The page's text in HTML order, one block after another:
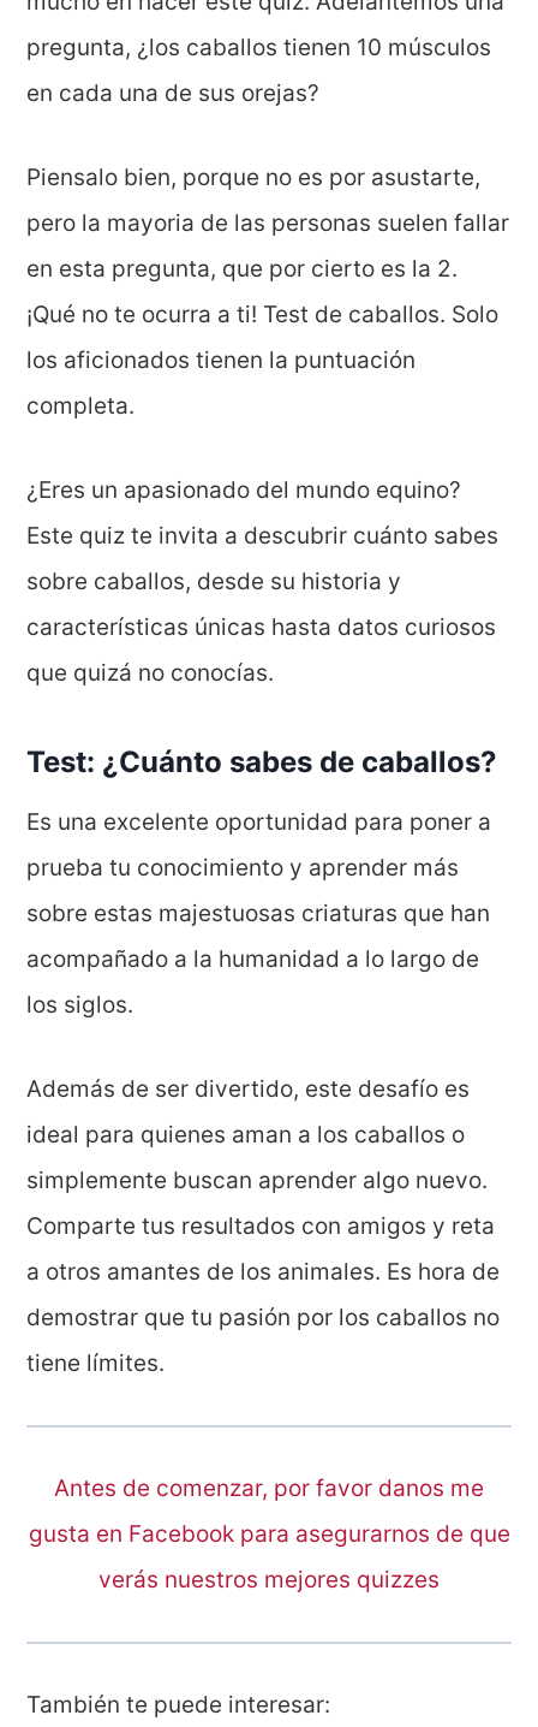
pregunta, ¿los caballos tienen 10 músculos
en cada una de sus orejas?
Piensalo bien, porque no es por asustarte,
pero la mayoria de las personas suelen fallar
en esta pregunta, que por cierto es la 2.
¡Qué no te ocurra a ti! Test de caballos. Solo
los aficionados tienen la puntuación
completa.
¿Eres un apasionado del mundo equino?
Este quiz te invita a descubrir cuánto sabes
sobre caballos, desde su historia y
características únicas hasta datos curiosos
que quizá no conocías.
Test: ¿Cuánto sabes de caballos?
Es una excelente oportunidad para poner a
prueba tu conocimiento y aprender más
sobre estas majestuosas criaturas que han
acompañado a la humanidad a lo largo de
los siglos.
Además de ser divertido, este desafío es
ideal para quienes aman a los caballos o
simplemente buscan aprender algo nuevo.
Comparte tus resultados con amigos y reta
a otros amantes de los animales. Es hora de
demostrar que tu pasión por los caballos no
tiene límites.
Antes de comenzar, por favor danos me
gusta en Facebook para asegurarnos de que
verás nuestros mejores quizzes
También te puede interesar: